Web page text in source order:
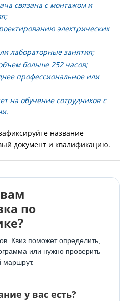
связана с монтажом и
электрических
лабораторные занятия;
больше 252 часов;
профессиональное или
на обучение сотрудников с
название
документ и квалификацию.
по
Квиз поможет определить,
или нужно проверить
маршрут.
у вас есть?